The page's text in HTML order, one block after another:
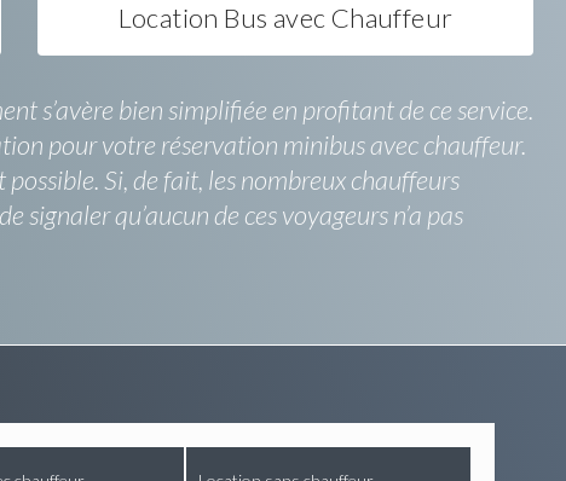
Location Bus avec Chauffeur
s’avère bien simplifiée en profitant de ce service.
pour votre réservation minibus avec chauffeur.
Si, de fait, les nombreux chauffeurs
qu’aucun de ces voyageurs n’a pas